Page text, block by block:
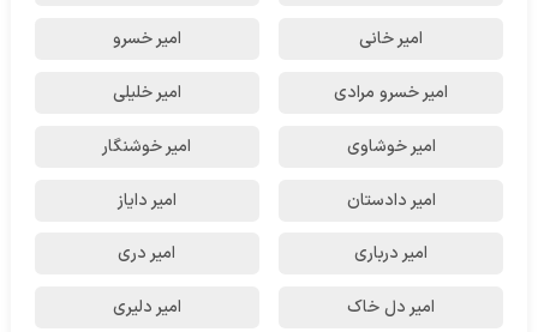
امیر خانی امیر خسرو
امیر خسرو مرادی امیر خلیلی
امیر خوشاوی امیر خوشنگار
امیر دادستان امیر دایاز
امیر درباری امیر دری
امیر دل خاک امیر دلیری